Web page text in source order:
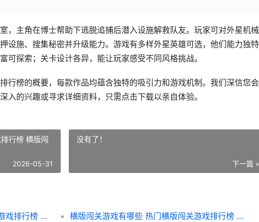
，主角在博士帮助下逃脱追捕后潜入设施解救队友。玩家可对外星机
设施、搜集秘密并升级能力。游戏有多样外星英雄可选，他们能力独特
可探索；关卡设计各异，能让玩家感受不同风格挑战。
行榜的概要，每款作品均蕴含独特的吸引力和游戏机制。我们深信您
入的兴趣或寻求详细资料，只需点击下载以亲自体验。
行榜 横版闯
2026-05-31
没有了！
下一篇 »
横版闯关游戏有哪些 热门横版闯关游戏排行榜 横版闯关游戏有哪些 横版闯关游戏有哪些 热门横版闯关游戏排行榜 横版闯关游戏推荐